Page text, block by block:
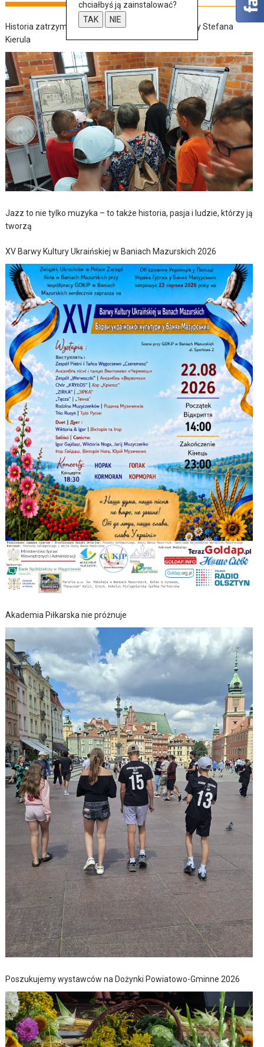
Historia zatrzymana w szkicach – wernisaż wystawy Stefana
Kierula
Jazz to nie tylko muzyka – to także historia, pasja i ludzie, którzy ją
tworzą
XV Barwy Kultury Ukraińskiej w Baniach Mazurskich 2026
Akademia Piłkarska nie próżnuje
Poszukujemy wystawców na Dożynki Powiatowo-Gminne 2026
chciałbyś ją zainstalować?
TAK
NIE